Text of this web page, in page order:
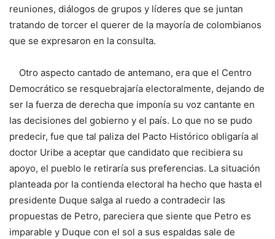
reuniones, diálogos de grupos y líderes que se juntan
tratando de torcer el querer de la mayoría de colombianos
que se expresaron en la consulta.
Otro aspecto cantado de antemano, era que el Centro
Democrático se resquebrajaría electoralmente, dejando de
ser la fuerza de derecha que imponía su voz cantante en
las decisiones del gobierno y el país. Lo que no se pudo
predecir, fue que tal paliza del Pacto Histórico obligaría al
doctor Uribe a aceptar que candidato que recibiera su
apoyo, el pueblo le retiraría sus preferencias. La situación
planteada por la contienda electoral ha hecho que hasta el
presidente Duque salga al ruedo a contradecir las
propuestas de Petro, pareciera que siente que Petro es
imparable y Duque con el sol a sus espaldas sale de